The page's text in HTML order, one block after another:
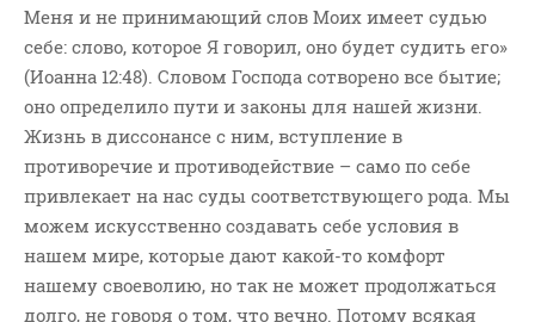
Меня и не принимающий слов Моих имеет судью
себе: слово, которое Я говорил, оно будет судить его»
(Иоанна 12:48). Словом Господа сотворено все бытие;
оно определило пути и законы для нашей жизни.
Жизнь в диссонансе с ним, вступление в
противоречие и противодействие – само по себе
привлекает на нас суды соответствующего рода. Мы
можем искусственно создавать себе условия в
нашем мире, которые дают какой-то комфорт
нашему своеволию, но так не может продолжаться
долго, не говоря о том, что вечно. Потому всякая